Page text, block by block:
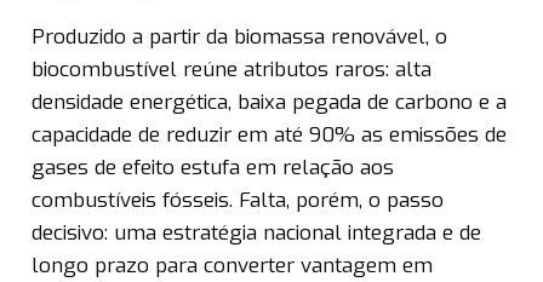
Produzido a partir da biomassa renovável, o
biocombustível reúne atributos raros: alta
densidade energética, baixa pegada de carbono e a
capacidade de reduzir em até 90% as emissões de
gases de efeito estufa em relação aos
combustíveis fósseis. Falta, porém, o passo
decisivo: uma estratégia nacional integrada e de
longo prazo para converter vantagem em